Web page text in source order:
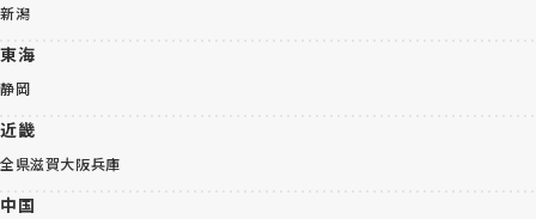
新潟
東海
静岡
近畿
全県滋賀大阪兵庫
中国